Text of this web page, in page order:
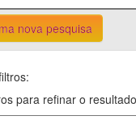
nova pesquisa
para refinar o